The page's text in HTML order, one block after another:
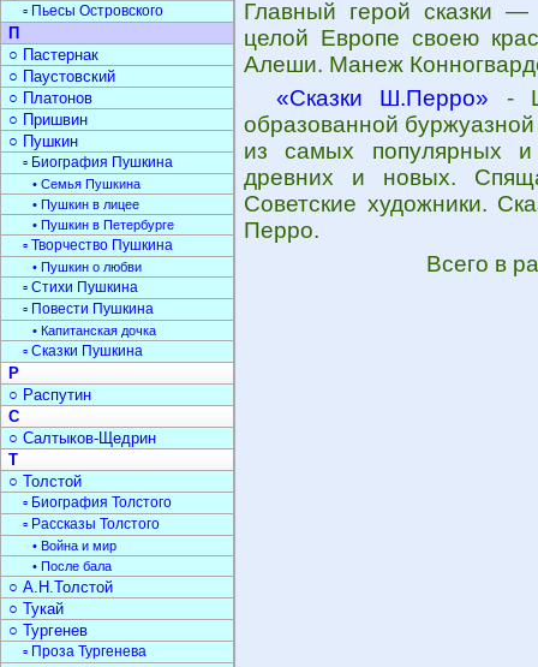
Главный герой сказки
целой Европе своею
Алеши. Манеж
«Сказки Ш.Перро» -
образованной
из самых популярных и
древних и новых.
Советские художники.
Перро.
Всего в
▫ Пьесы Островского
П
○ Пастернак
○ Паустовский
○ Платонов
○ Пришвин
○ Пушкин
▫ Биография Пушкина
• Семья Пушкина
• Пушкин в лицее
• Пушкин в Петербурге
▫ Творчество Пушкина
• Пушкин о любви
▫ Стихи Пушкина
▫ Повести Пушкина
• Капитанская дочка
▫ Сказки Пушкина
Р
○ Распутин
С
○ Салтыков-Щедрин
Т
○ Толстой
▫ Биография Толстого
▫ Рассказы Толстого
• Война и мир
• После бала
○ А.Н.Толстой
○ Тукай
○ Тургенев
▫ Проза Тургенева